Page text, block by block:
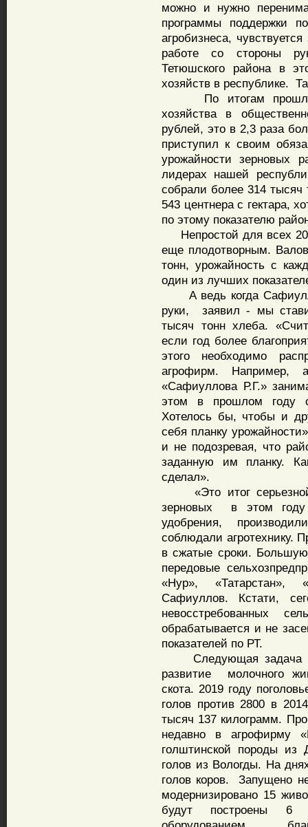
можно и нужно
программы поддержки
агробизнеса,
работе со стороны
Тетюшского района в
хозяйств в республике.
По итогам прошлого
хозяйства в
рублей, это в 2,3 раза
приступил к своим
урожайности зерновых
лидерах нашей
собрали более 314 тысяч
543 центнера с гектара,
по этому показателю
Непростой для всех
еще плодотворным.
тонн, урожайность с
один из лучших
А ведь когда
руки, заявил - мы
тысяч тонн хлеба.
если год более
этого необходимо
агрофирм. Например,
«Сафиуллова Р.Г.»
этом в прошлом году
Хотелось бы, чтобы и
себя планку
и не подозревая, что
заданную им планку.
сделал».
«Это итог серьезной
зерновых в этом году
удобрения,
соблюдали агротехнику.
в сжатые сроки.
передовые
«Нур», «Татарстан»,
Сафиуллов. Кстати,
невосстребованных
обрабатывается и не
показателей по РТ.
Следующая задача
развитие молочного
скота. 2019 году
голов против 2800 в
тысяч 137 килограмм.
недавно в агрофирму
голштинской породы из
голов из Вологды. На
голов коров. Запущено
модернизировано 15
будут построены 6